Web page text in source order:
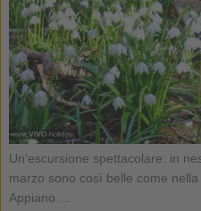
Un'escursione spettacolare: in
marzo sono così belle come
Appiano ...